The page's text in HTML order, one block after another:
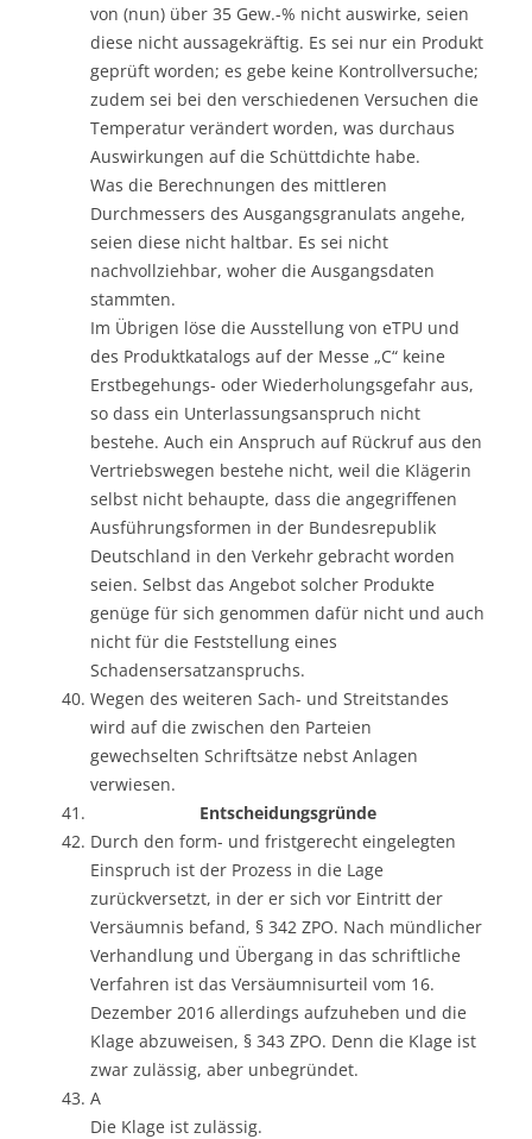
von (nun) über 35 Gew.-% nicht auswirke, seien
diese nicht aussagekräftig. Es sei nur ein Produkt
geprüft worden; es gebe keine Kontrollversuche;
zudem sei bei den verschiedenen Versuchen die
Temperatur verändert worden, was durchaus
Auswirkungen auf die Schüttdichte habe.
Was die Berechnungen des mittleren
Durchmessers des Ausgangsgranulats angehe,
seien diese nicht haltbar. Es sei nicht
nachvollziehbar, woher die Ausgangsdaten
stammten.
Im Übrigen löse die Ausstellung von eTPU und
des Produktkatalogs auf der Messe „C“ keine
Erstbegehungs- oder Wiederholungsgefahr aus,
so dass ein Unterlassungsanspruch nicht
bestehe. Auch ein Anspruch auf Rückruf aus den
Vertriebswegen bestehe nicht, weil die Klägerin
selbst nicht behaupte, dass die angegriffenen
Ausführungsformen in der Bundesrepublik
Deutschland in den Verkehr gebracht worden
seien. Selbst das Angebot solcher Produkte
genüge für sich genommen dafür nicht und auch
nicht für die Feststellung eines
Schadensersatzanspruchs.
Wegen des weiteren Sach- und Streitstandes
wird auf die zwischen den Parteien
gewechselten Schriftsätze nebst Anlagen
verwiesen.
Entscheidungsgründe
Durch den form- und fristgerecht eingelegten
Einspruch ist der Prozess in die Lage
zurückversetzt, in der er sich vor Eintritt der
Versäumnis befand, § 342 ZPO. Nach mündlicher
Verhandlung und Übergang in das schriftliche
Verfahren ist das Versäumnisurteil vom 16.
Dezember 2016 allerdings aufzuheben und die
Klage abzuweisen, § 343 ZPO. Denn die Klage ist
zwar zulässig, aber unbegründet.
A
Die Klage ist zulässig.